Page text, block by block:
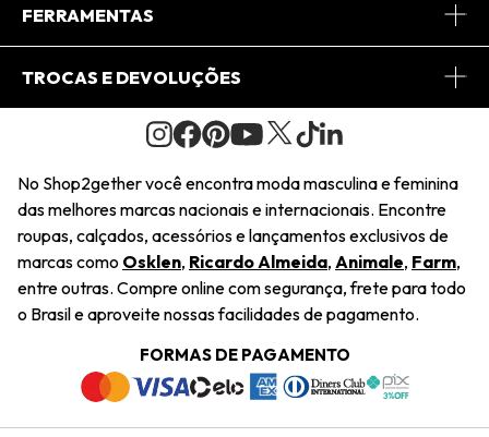
Journal
Saiu na Mídia
Sustentabilidade
Navegando
Termos e Condições
Trabalhe Conosco
Central de Relacionamento
Regulamento e Promoções
FERRAMENTAS
Minha Conta
Pedido de Presente
Wishlist
TROCAS E DEVOLUÇÕES
Condições Gerais
Troca Fácil
Restituição de Pagamento
Dúvidas Frequentes
Termos e Condições
Política de Privacidade
No Shop2gether você encontra moda masculina e feminina
das melhores marcas nacionais e internacionais. Encontre
roupas, calçados, acessórios e lançamentos exclusivos de
marcas como Osklen, Ricardo Almeida, Animale, Farm,
entre outras. Compre online com segurança, frete para todo
o Brasil e aproveite nossas facilidades de pagamento.
FORMAS DE PAGAMENTO